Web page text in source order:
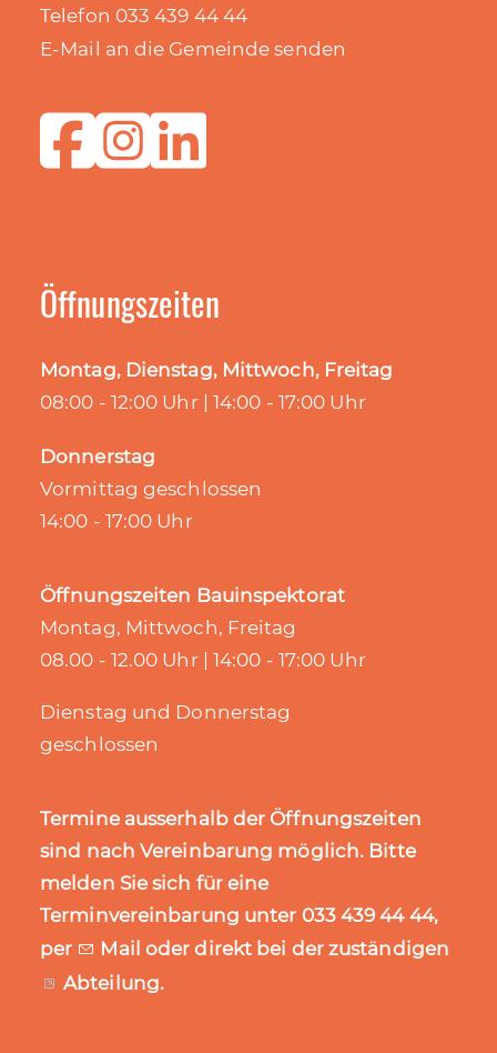
Telefon 033 439 44 44
E-Mail an die Gemeinde senden
Öffnungszeiten
Montag, Dienstag, Mittwoch, Freitag
08:00 - 12:00 Uhr | 14:00 - 17:00 Uhr
Donnerstag
Vormittag geschlossen
14:00 - 17:00 Uhr
Öffnungszeiten Bauinspektorat
Montag, Mittwoch, Freitag
08.00 - 12.00 Uhr | 14:00 - 17:00 Uhr
Dienstag und Donnerstag
geschlossen
Termine ausserhalb der Öffnungszeiten
sind nach Vereinbarung möglich. Bitte
melden Sie sich für eine
Terminvereinbarung unter 033 439 44 44,
per
Mail oder direkt bei der zuständigen
Abteilung.